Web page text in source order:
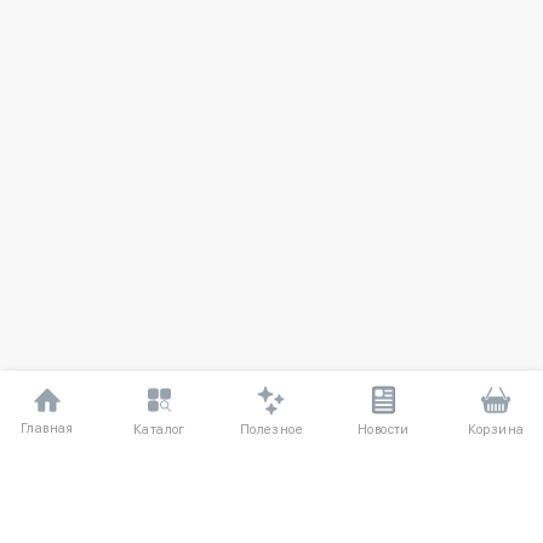
Главная Каталог Полезное Новости Корзина